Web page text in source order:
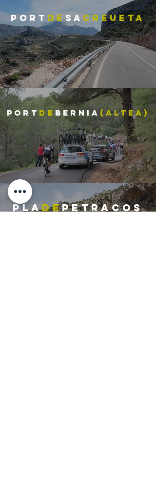
PlADePETRACOS
PORT DeSA CREUETA
PORTDEBERNIA (ALTEA)